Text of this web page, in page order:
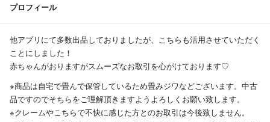
プロフィール
他アプリにて多数出品しておりましたが、こちらも活用させていただく
ことにしました！
赤ちゃんがおりますがスムーズなお取引を心がけております♡
※商品は自宅で畳んで保管しているため畳みジワなどございます。中古
品ですのでそちらをご理解頂きますようよろしくお願い致します。
※クレームやこちらで不快に感じた方とのお取引は今後致しません。